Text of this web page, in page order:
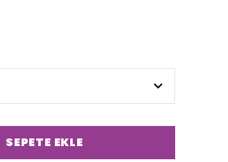
SEPETE EKLE